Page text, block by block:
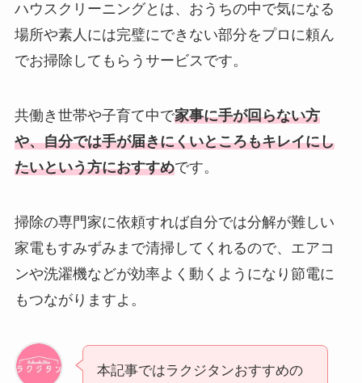
ハウスクリーニングとは、おうちの中で気になる
場所や素人には完璧にできない部分をプロに頼ん
でお掃除してもらうサービスです。
共働き世帯や子育て中で家事に手が回らない方
や、自分では手が届きにくいところもキレイにし
たいという方におすすめです。
掃除の専門家に依頼すれば自分では分解が難しい
家電もすみずみまで清掃してくれるので、エアコ
ンや洗濯機などが効率よく動くようになり節電に
もつながりますよ。
本記事ではラクジタンおすすめの